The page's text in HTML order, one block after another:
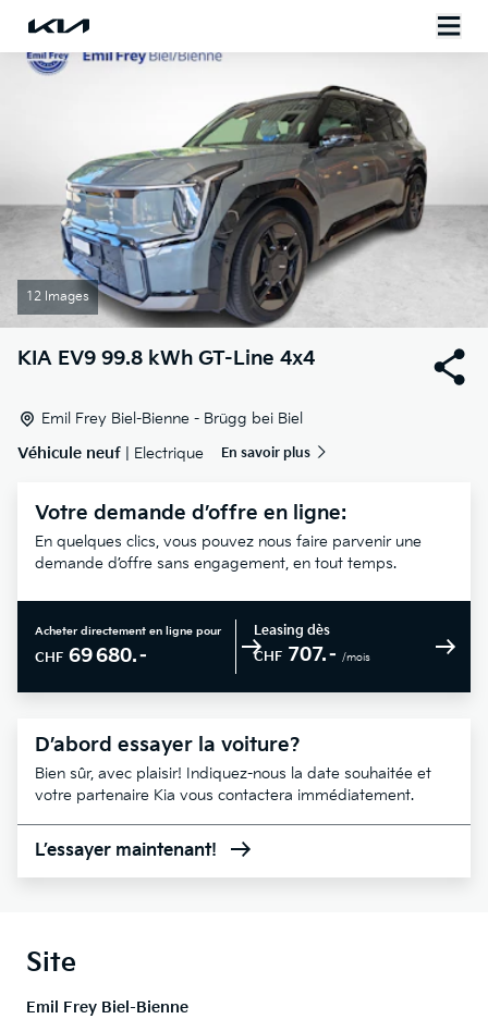
12 Images
KIA EV9 99.8 kWh GT-Line 4x4
Emil Frey Biel-Bienne - Brügg bei Biel
Véhicule neuf | Electrique En savoir plus
Votre demande d’offre en ligne:
En quelques clics, vous pouvez nous faire parvenir une
demande d’offre sans engagement, en tout temps.
Acheter directement en ligne pour
CHF 69 680.–
Leasing dès
CHF 707.– /mois
D’abord essayer la voiture?
Bien sûr, avec plaisir! Indiquez-nous la date souhaitée et
votre partenaire Kia vous contactera immédiatement.
L’essayer maintenant!
Site
Emil Frey Biel-Bienne